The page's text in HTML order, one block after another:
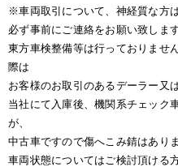
※車両取引について、神経質な方
必ず事前にご連絡をお願い致します
東方車検整備等は行っておりませ
際は
お客様のお取引のあるデーラー又
当社にて入庫後、機関系チェック
が、
中古車ですので傷へこみ錆はありま
車両状態についてはご検討頂ける